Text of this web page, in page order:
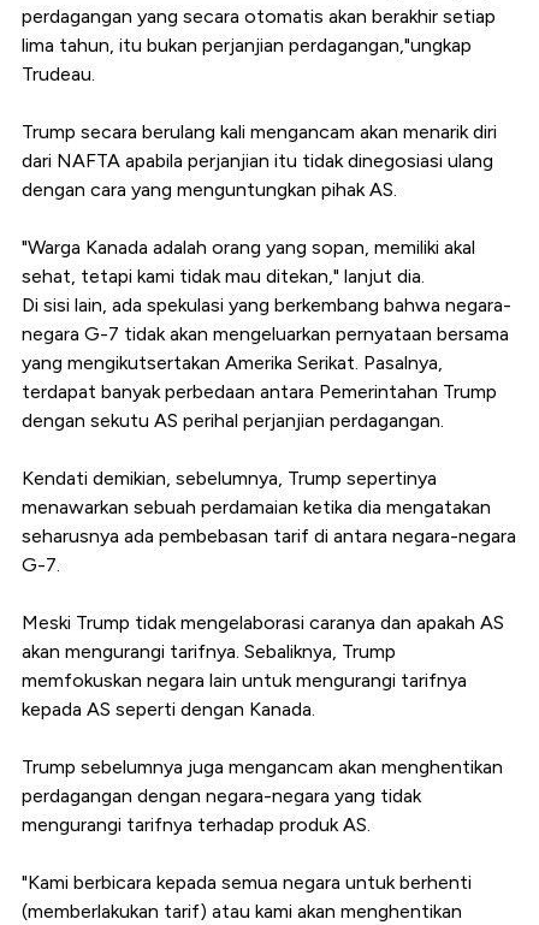
perdagangan yang secara otomatis akan berakhir setiap
lima tahun, itu bukan perjanjian perdagangan,"ungkap
Trudeau.
Trump secara berulang kali mengancam akan menarik diri
dari NAFTA apabila perjanjian itu tidak dinegosiasi ulang
dengan cara yang menguntungkan pihak AS.
"Warga Kanada adalah orang yang sopan, memiliki akal
sehat, tetapi kami tidak mau ditekan," lanjut dia.
Di sisi lain, ada spekulasi yang berkembang bahwa negara-
negara G-7 tidak akan mengeluarkan pernyataan bersama
yang mengikutsertakan Amerika Serikat. Pasalnya,
terdapat banyak perbedaan antara Pemerintahan Trump
dengan sekutu AS perihal perjanjian perdagangan.
Kendati demikian, sebelumnya, Trump sepertinya
menawarkan sebuah perdamaian ketika dia mengatakan
seharusnya ada pembebasan tarif di antara negara-negara
G-7.
Meski Trump tidak mengelaborasi caranya dan apakah AS
akan mengurangi tarifnya. Sebaliknya, Trump
memfokuskan negara lain untuk mengurangi tarifnya
kepada AS seperti dengan Kanada.
Trump sebelumnya juga mengancam akan menghentikan
perdagangan dengan negara-negara yang tidak
mengurangi tarifnya terhadap produk AS.
"Kami berbicara kepada semua negara untuk berhenti
(memberlakukan tarif) atau kami akan menghentikan